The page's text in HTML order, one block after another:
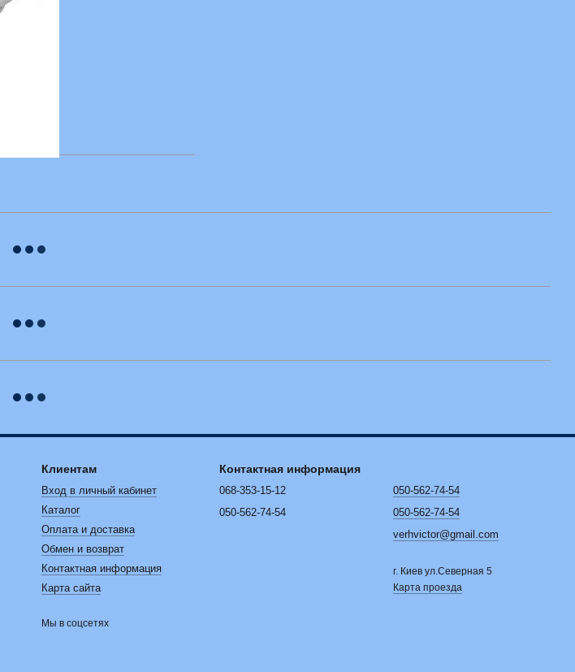
Клиентам
Вход в личный кабинет
Каталог
Оплата и доставка
Обмен и возврат
Контактная информация
Карта сайта
Мы в соцсетях
Контактная информация
068-353-15-12
050-562-74-54
050-562-74-54
050-562-74-54
verhvictor@gmail.com
г. Киев ул.Северная 5
Карта проезда